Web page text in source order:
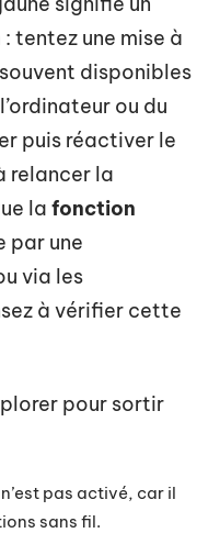
: tentez une mise à
disponibles
ou du
puis réactiver le
relancer la
la fonction
par une
via les
à vérifier cette
pour sortir
n’est pas activé, car il
sans fil.